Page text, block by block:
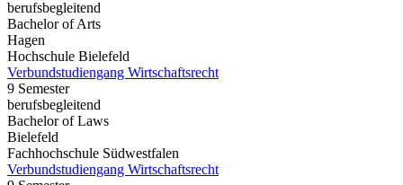
berufsbegleitend
Bachelor of Arts
Hagen
Hochschule Bielefeld
Verbundstudiengang Wirtschaftsrecht
9 Semester
berufsbegleitend
Bachelor of Laws
Bielefeld
Fachhochschule Südwestfalen
Verbundstudiengang Wirtschaftsrecht